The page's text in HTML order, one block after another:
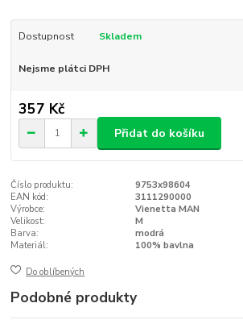
Dostupnost Skladem
Nejsme plátci DPH
357 Kč
Přidat do košíku
Číslo produktu:
9753x98604
EAN kód:
3111290000
Výrobce:
Vienetta MAN
Velikost:
M
Barva:
modrá
Materiál:
100% bavlna
Do oblíbených
Podobné produkty